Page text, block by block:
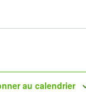
au calendrier